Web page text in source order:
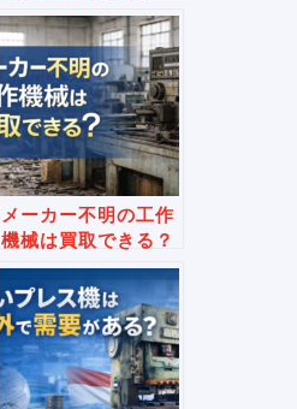
中小企業向けに徹底
比較
メーカー不明の工作
機械は買取できる？
型式が分からない場
合の判断ポイント